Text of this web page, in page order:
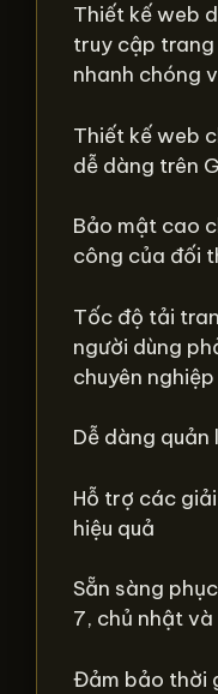
Thiết kế web
truy cập
nhanh chóng
Thiết kế web
dễ dàng trên
Bảo mật cao
công của đối
Tốc độ tải
người dùng
chuyên
Dễ dàng
Hỗ trợ các
hiệu quả
Sẵn sàng
7, chủ nhật
Đảm bảo thời